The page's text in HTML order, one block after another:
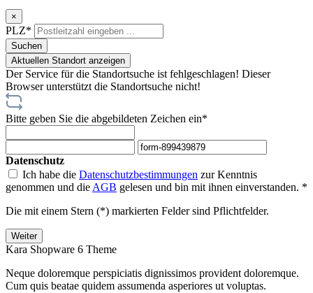
×
PLZ*
Suchen
Aktuellen Standort anzeigen
Der Service für die Standortsuche ist fehlgeschlagen! Dieser
Browser unterstützt die Standortsuche nicht!
Bitte geben Sie die abgebildeten Zeichen ein*
Datenschutz
Ich habe die Datenschutzbestimmungen zur Kenntnis
genommen und die AGB gelesen und bin mit ihnen einverstanden. *
Die mit einem Stern (*) markierten Felder sind Pflichtfelder.
Weiter
Kara Shopware 6 Theme
Neque doloremque perspiciatis dignissimos provident doloremque.
Cum quis beatae quidem assumenda asperiores ut voluptas.